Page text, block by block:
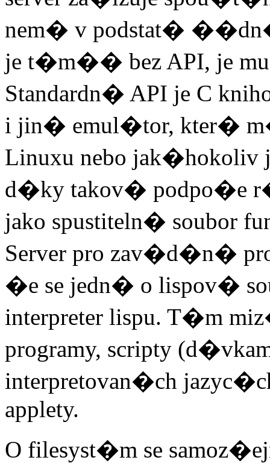
nem� v podstat�
je t�m�� bez API, je
Standardn� API je C
i jin� emul�tor, kter�
Linuxu nebo
d�ky takov�
jako spustiteln� soubor
Server pro zav�d�n�
�e se jedn� o lispov�
interpreter lispu. T�m
programy, scripty
interpretovan�ch
applety.
O filesyst�m se